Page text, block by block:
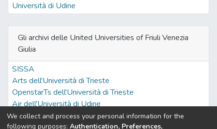
Università di Udine
Gli archivi delle United Universities of Friuli Venezia
Giulia
SISSA
Arts dell'Università di Trieste
OpenstarTs dell'Università di Trieste
Air dell'Università di Udine
We collect and process your personal information for the
following purposes: Authentication, Preferences,